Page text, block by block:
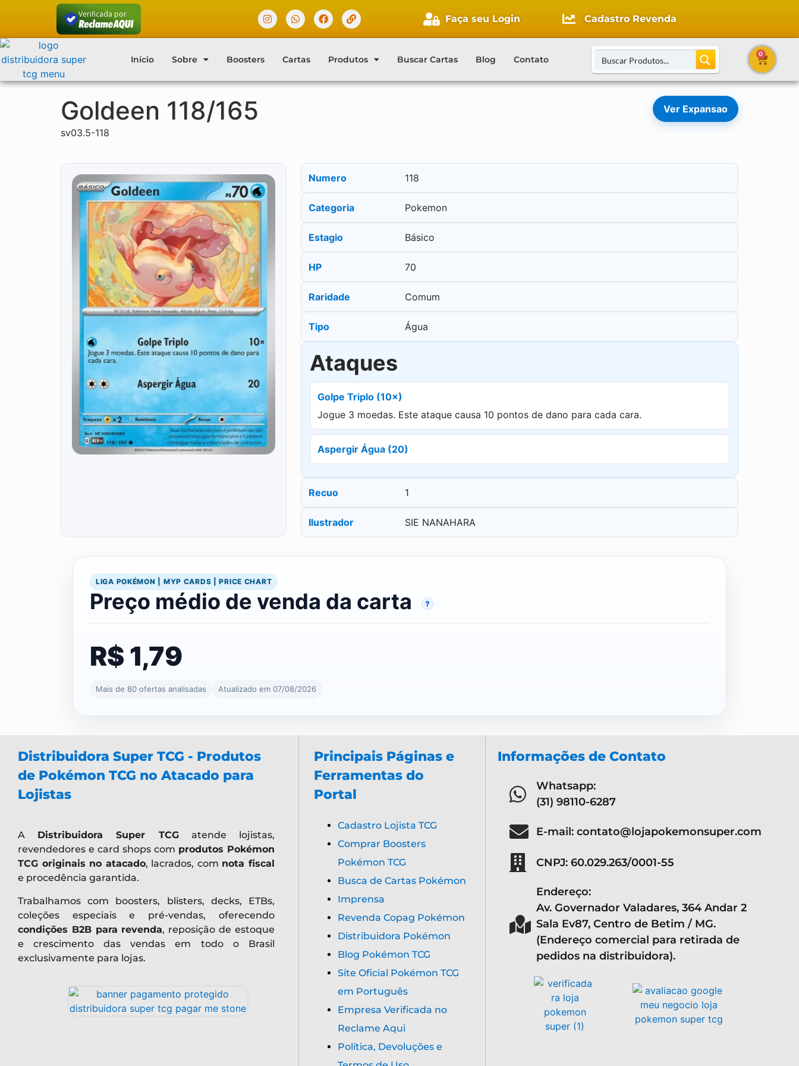
Verificada por Faça seu Login Cadastro Revenda
Início Sobre Boosters Cartas Produtos Buscar Cartas Blog Contato
0
Goldeen 118/165
sv03.5-118
Ver Expansao
Numero 118
Categoria Pokemon
Estagio Básico
HP 70
Raridade Comum
Tipo Água
Ataques
Golpe Triplo (10×)
Jogue 3 moedas. Este ataque causa 10 pontos de dano para cada cara.
Aspergir Água (20)
Recuo 1
Ilustrador SIE NANAHARA
LIGA POKÉMON | MYP CARDS | PRICE CHART
Preço médio de venda da carta ?
R$ 1,79
Mais de 80 ofertas analisadas Atualizado em 07/08/2026
Distribuidora Super TCG - Produtos
de Pokémon TCG no Atacado para
Lojistas
A Distribuidora Super TCGatende lojistas,
revendedores e card shops com produtos Pokémon
TCG originais no atacado, lacrados, com nota fiscal
e procedência garantida.
Trabalhamos com boosters, blisters, decks, ETBs,
coleções especiais e pré-vendas, oferecendo
condições B2B para revenda, reposição de estoque
e crescimento das vendas em todo o Brasil
exclusivamente para lojas.
Principais Páginas e
Ferramentas do
Portal
Cadastro Lojista TCG
Comprar Boosters
Pokémon TCG
Busca de Cartas Pokémon
Imprensa
Revenda Copag Pokémon
Distribuidora Pokémon
Blog Pokémon TCG
Site Oficial Pokémon TCG
em Português
Empresa Verificada no
Reclame Aqui
Política, Devoluções e
Informações de Contato
Whatsapp:
(31) 98110-6287
E-mail: contato@lojapokemonsuper.com
CNPJ: 60.029.263/0001-55
Endereço:
Av. Governador Valadares, 364 Andar 2
Sala Ev87, Centro de Betim / MG.
(Endereço comercial para retirada de
pedidos na distribuidora).